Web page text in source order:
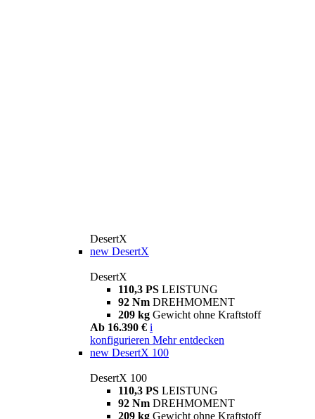
DesertX
new DesertX
DesertX
110,3 PS LEISTUNG
92 Nm DREHMOMENT
209 kg Gewicht ohne Kraftstoff
Ab 16.390 € i
konfigurieren Mehr entdecken
new DesertX 100
DesertX 100
110,3 PS LEISTUNG
92 Nm DREHMOMENT
209 kg Gewicht ohne Kraftstoff